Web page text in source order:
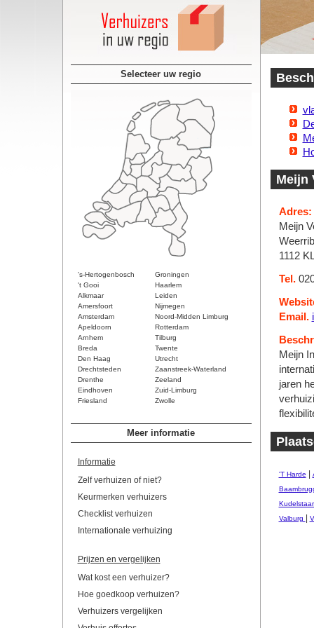
Selecteer uw regio
's-Hertogenbosch
Groningen
't Gooi
Haarlem
Alkmaar
Leiden
Amersfoort
Nijmegen
Amsterdam
Noord-Midden Limburg
Apeldoorn
Rotterdam
Arnhem
Tilburg
Breda
Twente
Den Haag
Utrecht
Drechtsteden
Zaanstreek-Waterland
Drenthe
Zeeland
Eindhoven
Zuid-Limburg
Friesland
Zwolle
Meer informatie
Informatie
Zelf verhuizen of niet?
Keurmerken verhuizers
Checklist verhuizen
Internationale verhuizing
Prijzen en vergelijken
Wat kost een verhuizer?
Hoe goedkoop verhuizen?
Verhuizers vergelijken
Meijn
Adres:
Meijn
1112
Tel.
Email.
Meijn
jaren
'T Harde
Valburg